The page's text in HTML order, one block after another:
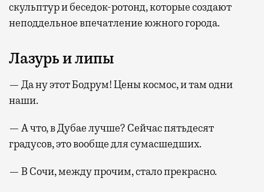
скульптур и беседок-ротонд, которые создают
неподдельное впечатление южного города.
Лазурь и липы
— Да ну этот Бодрум! Цены космос, и там одни
наши.
— А что, в Дубае лучше? Сейчас пятьдесят
градусов, это вообще для сумасшедших.
— В Сочи, между прочим, стало прекрасно.